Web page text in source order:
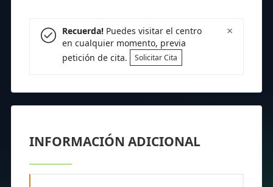
×
Recuerda!Puedes visitar el centro
en cualquier momento, previa
petición de cita.
Solicitar Cita
INFORMACIÓN ADICIONAL